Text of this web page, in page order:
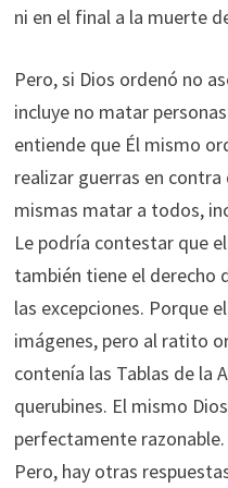
ni en el final a la muerte
Pero, si Dios ordenó no
incluye no matar
entiende que Él mismo
realizar guerras en
mismas matar a todos,
Le podría contestar que
también tiene el derecho
las excepciones. Porque
imágenes, pero al ratito
contenía las Tablas de la
querubines. El mismo
perfectamente razonable.
Pero, hay otras